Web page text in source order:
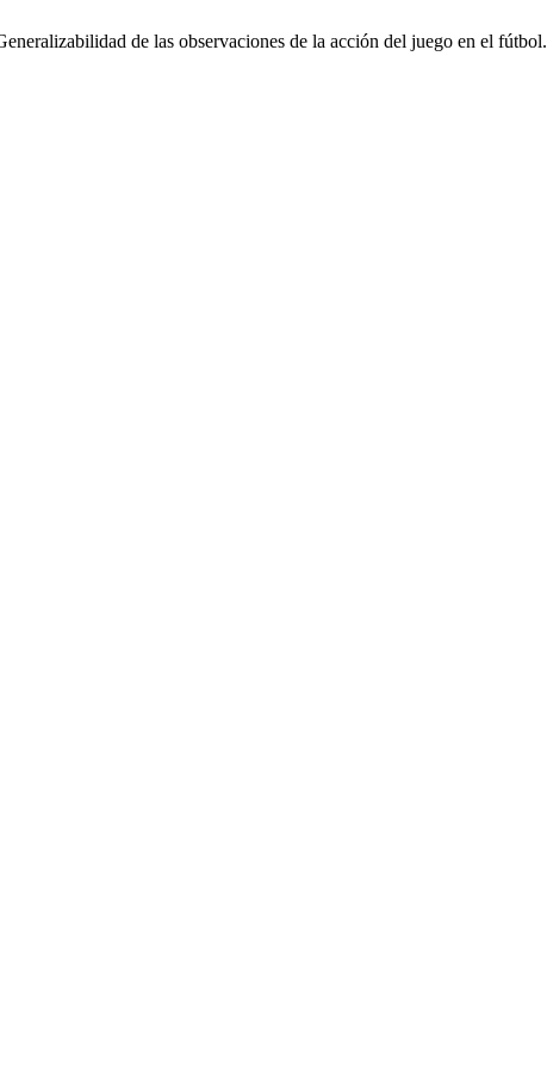
de las observaciones de la acción del juego en el fútbol.